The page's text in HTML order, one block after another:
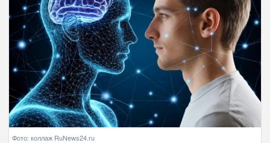
Фото: коллаж RuNews24.ru